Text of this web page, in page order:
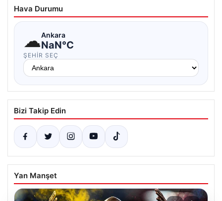
Hava Durumu
☁Ankara
NaN°C
ŞEHIR SEÇ
Bizi Takip Edin
Yan Manşet